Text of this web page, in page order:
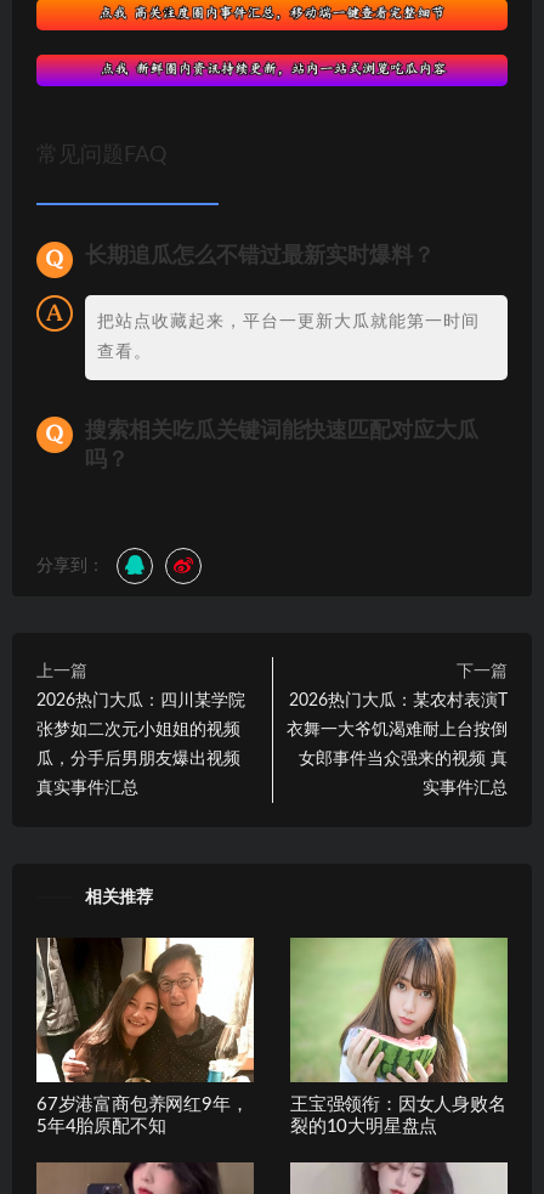
常见问题FAQ
长期追瓜怎么不错过最新实时爆料？
把站点收藏起来，平台一更新大瓜就能第一时间
查看。
搜索相关吃瓜关键词能快速匹配对应大瓜
吗？
分享到：
上一篇
2026热门大瓜：四川某学院
张梦如二次元小姐姐的视频
瓜，分手后男朋友爆出视频
真实事件汇总
下一篇
2026热门大瓜：某农村表演T
衣舞一大爷饥渴难耐上台按倒
女郎事件当众强来的视频 真
实事件汇总
相关推荐
67岁港富商包养网红9年，
5年4胎原配不知
王宝强领衔：因女人身败名
裂的10大明星盘点